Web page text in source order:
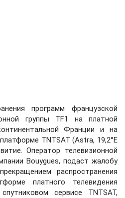
программ французской
группы TF1 на платной
Франции и на
TNTSAT (Astra, 19,2°E
Оператор телевизионной
Bouygues, подаст жалобу
распространения
платного телевидения
сервисе TNTSAT,